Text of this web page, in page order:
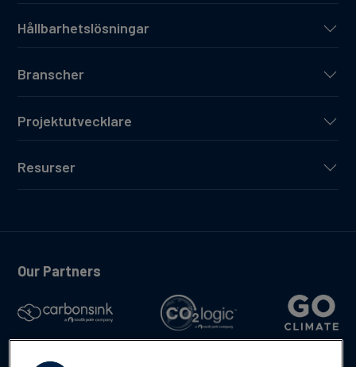
Hållbarhetslösningar
Branscher
Projektutvecklare
Resurser
Our Partners